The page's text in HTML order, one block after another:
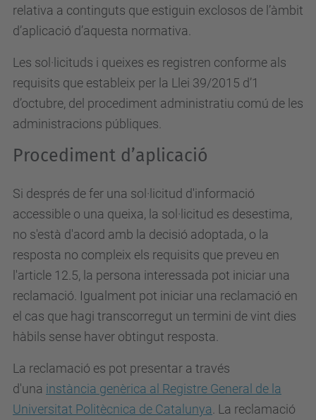
relativa a continguts que estiguin exclosos de l’àmbit
d’aplicació d’aquesta normativa.
Les sol·licituds i queixes es registren conforme als
requisits que estableix per la Llei 39/2015 d’1
d’octubre, del procediment administratiu comú de les
administracions públiques.
Procediment d’aplicació
Si després de fer una sol·licitud d'informació
accessible o una queixa, la sol·licitud es desestima,
no s'està d'acord amb la decisió adoptada, o la
resposta no compleix els requisits que preveu en
l'article 12.5, la persona interessada pot iniciar una
reclamació. Igualment pot iniciar una reclamació en
el cas que hagi transcorregut un termini de vint dies
hàbils sense haver obtingut resposta.
La reclamació es pot presentar a través
d'una instància genèrica al Registre General de la
Universitat Politècnica de Catalunya . La reclamació